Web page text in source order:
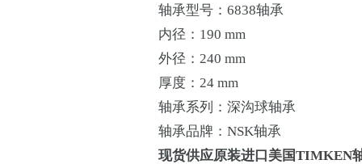
轴承型号：6838轴承
内径：190 mm
外径：240 mm
厚度：24 mm
轴承系列：深沟球轴承
轴承品牌：NSK轴承
现货供应原装进口美国TIMKEN